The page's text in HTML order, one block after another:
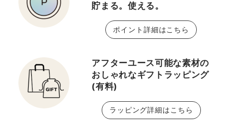
貯まる。使える。
ポイント詳細はこちら
アフターユース可能な素材の
おしゃれなギフトラッピング
(有料)
ラッピング詳細はこちら